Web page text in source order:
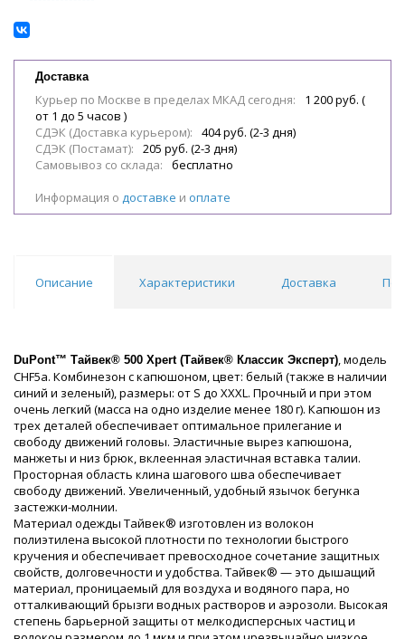
Доставка
Курьер по Москве в пределах МКАД сегодня:
1 200 руб. (
от 1 до 5 часов )
СДЭК (Доставка курьером):
404 руб. (2-3 дня)
СДЭК (Постамат):
205 руб. (2-3 дня)
Самовывоз со склада:
бесплатно
Информация о доставке и оплате
Описание Характеристики Доставка
DuPont™ Тайвек® 500 Xpert (Тайвек® Классик Эксперт) , модель
CHF5a. Комбинезон с капюшоном, цвет: белый (также в наличии
синий и зеленый), размеры: от S до XXXL. Прочный и при этом
очень легкий (масса на одно изделие менее 180 г). Капюшон из
трех деталей обеспечивает оптимальное прилегание и
свободу движений головы. Эластичные вырез капюшона,
манжеты и низ брюк, вклеенная эластичная вставка талии.
Просторная область клина шагового шва обеспечивает
свободу движений. Увеличенный, удобный язычок бегунка
застежки-молнии.
Материал одежды Тайвек® изготовлен из волокон
полиэтилена высокой плотности по технологии быстрого
кручения и обеспечивает превосходное сочетание защитных
свойств, долговечности и удобства. Тайвек® — это дышащий
материал, проницаемый для воздуха и водяного пара, но
отталкивающий брызги водных растворов и аэрозоли. Высокая
степень барьерной защиты от мелкодисперсных частиц и